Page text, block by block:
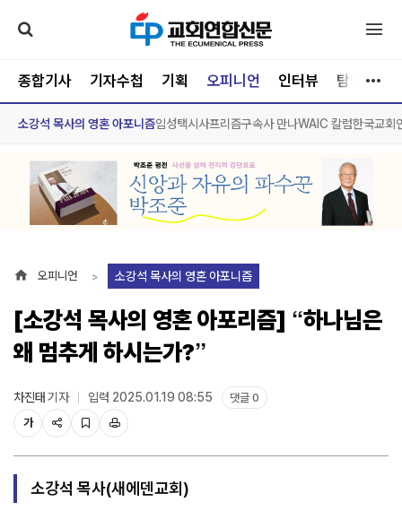
종합기사 기자수첩 기획 오피니언 인터뷰 탐방
소강석 목사의 영혼 아포니즘임성택시사프리즘구속사 만나WAIC 칼럼한국교회
오피니언 소강석 목사의 영혼 아포니즘
[소강석 목사의 영혼 아포리즘] “하나님은
왜 멈추게 하시는가?”
차진태 기자 입력 2025.01.19 08:55
댓글 0
가
소강석 목사(새에덴교회)